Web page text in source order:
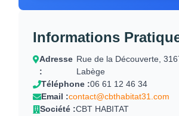
Informations
Adresse
:
Rue de la Découverte,
Labège
Téléphone :06 61 12 46 34
Email :contact@cbthabitat31.com
Société :CBT HABITAT